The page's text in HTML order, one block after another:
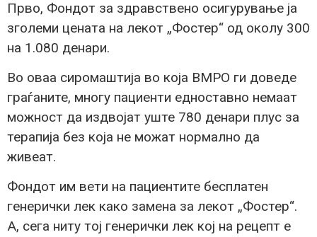
Прво, Фондот за здравствено осигурување ја
зголеми цената на лекот „Фостер“ од околу 300
на 1.080 денари.
Во оваа сиромаштија во која ВМРО ги доведе
граѓаните, многу пациенти едноставно немаат
можност да издвојат уште 780 денари плус за
терапија без која не можат нормално да
живеат.
Фондот им вети на пациентите бесплатен
генерички лек како замена за лекот „Фостер“.
А, сега ниту тој генерички лек кој на рецепт е